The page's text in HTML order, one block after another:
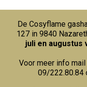
De Cosyflame
127 in 9840
juli en augustus
Voor meer info mail
09/222.80.84